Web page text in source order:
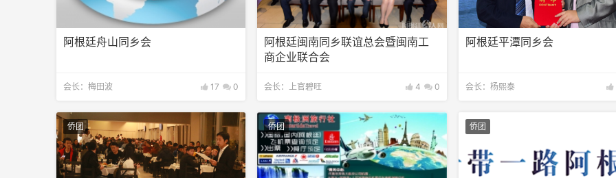
阿根廷舟山同乡会
会长：梅田波 17 0
阿根廷闽南同乡联谊总会暨闽南工
商企业联合会
会长：上官碧旺 4 0
阿根廷平潭同乡会
会长：杨熙泰
侨团 侨团 侨团